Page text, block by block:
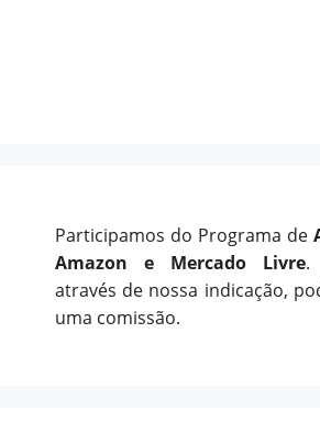
Participamos do Programa de
Amazon e Mercado Livre.
através de nossa indicação,
uma comissão.